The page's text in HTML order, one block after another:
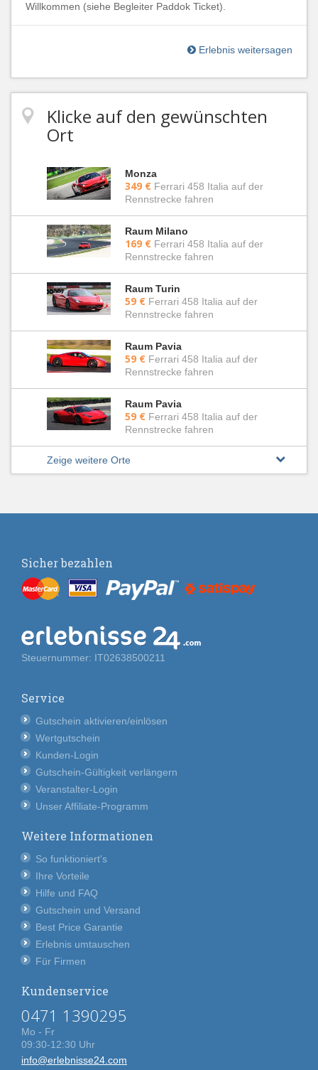
Willkommen (siehe Begleiter Paddok Ticket).
Erlebnis weitersagen
Klicke auf den gewünschten
Ort
Monza
349 € Ferrari 458 Italia auf der
Rennstrecke fahren
Raum Milano
169 € Ferrari 458 Italia auf der
Rennstrecke fahren
Raum Turin
59 € Ferrari 458 Italia auf der
Rennstrecke fahren
Raum Pavia
59 € Ferrari 458 Italia auf der
Rennstrecke fahren
Raum Pavia
59 € Ferrari 458 Italia auf der
Rennstrecke fahren
Zeige weitere Orte
Sicher bezahlen
Steuernummer: IT02638500211
Service
Gutschein aktivieren/einlösen
Wertgutschein
Kunden-Login
Gutschein-Gültigkeit verlängern
Veranstalter-Login
Unser Affiliate-Programm
Weitere Informationen
So funktioniert's
Ihre Vorteile
Hilfe und FAQ
Gutschein und Versand
Best Price Garantie
Erlebnis umtauschen
Für Firmen
Kundenservice
0471 1390295
Mo - Fr
09:30-12:30 Uhr
info@erlebnisse24.com